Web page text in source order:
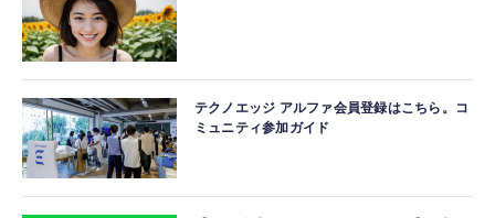
テクノエッジ アルファ会員登録はこちら。コ
ミュニティ参加ガイド